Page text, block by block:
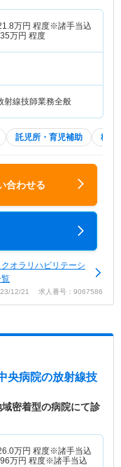
万円 程度※諸手当込
万円 程度
射線技師業務全般
託児所・育児補助 積極
合わせる
オラリハビリテーシ
覧
12/21 求人番号：9067586
央病院の放射線技
域密着型の病院にて診
万円 程度※諸手当込
万円 程度※諸手当込